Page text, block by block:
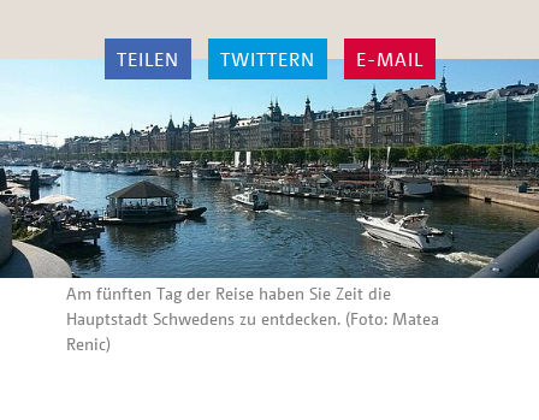
TEILEN TWITTERN E-MAIL
Am fünften Tag der Reise haben Sie Zeit die
Hauptstadt Schwedens zu entdecken. (Foto: Matea
Renic)